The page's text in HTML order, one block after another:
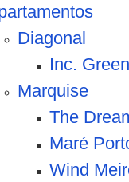
Diagonal
Inc.
Marquise
The
Maré
Wind